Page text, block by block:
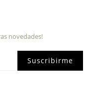
novedades!
Suscribirme